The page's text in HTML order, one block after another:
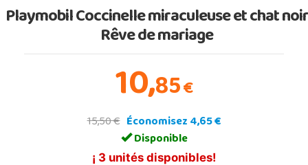
Playmobil Coccinelle miraculeuse et chat noir
Rêve de mariage
10,85€
15,50 € Économisez 4,65 €
Disponible
¡ 3 unités disponibles!